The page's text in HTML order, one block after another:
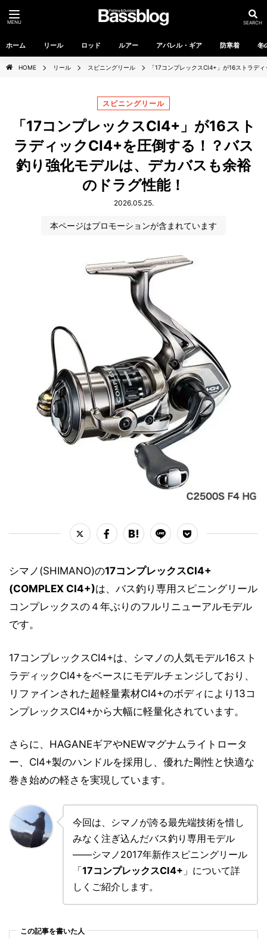
ホーム リール ロッド ルアー アパレル・ギア 防寒着 冬
MENU SEARCH
HOME リール スピニングリール 「17コンプレックスCI4+」が16ストラデ
「17コンプレックスCI4+」が16スト
ラディックCI4+を圧倒する！？バス
釣り強化モデルは、デカバスも余裕
のドラグ性能！
スピニングリール
2026.05.25.
シマノ(SHIMANO)の17コンプレックスCI4+
(COMPLEX CI4+)は、バス釣り専用スピニングリール
コンプレックスの４年ぶりのフルリニューアルモデル
です。
17コンプレックスCI4+は、シマノの人気モデル16スト
ラディックCI4+をベースにモデルチェンジしており、
リファインされた超軽量素材CI4+のボディにより13コ
ンプレックスCI4+から大幅に軽量化されています。
さらに、HAGANEギアやNEWマグナムライトロータ
ー、CI4+製のハンドルを採用し、優れた剛性と快適な
巻き始めの軽さを実現しています。
今回は、シマノが誇る最先端技術を惜し
みなく注ぎ込んだバス釣り専用モデル
――シマノ2017年新作スピニングリール
「17コンプレックスCI4+ 」について詳
しくご紹介します。
この記事を書いた人